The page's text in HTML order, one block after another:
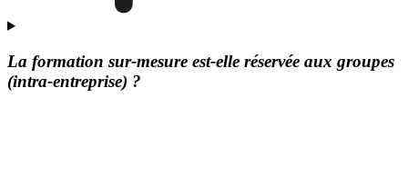
La formation sur-mesure est-elle réservée aux groupes
(intra-entreprise) ?